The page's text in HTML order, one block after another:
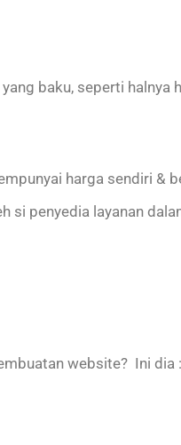
baku, seperti halnya
harga sendiri &
si penyedia layanan
website? Ini dia :